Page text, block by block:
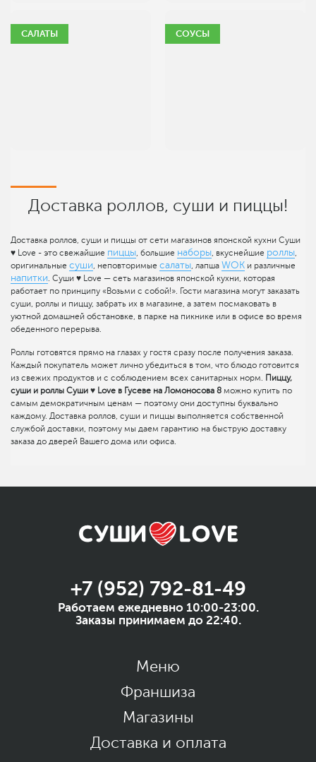
САЛАТЫ СОУСЫ
Доставка роллов, суши и пиццы!
Доставка роллов, суши и пиццы от сети магазинов японской кухни Суши
♥ Love - это свежайшие пиццы , большие наборы , вкуснейшие роллы
оригинальные суши , неповторимые салаты , лапша WOK и различные
напитки . Суши ♥ Love — сеть магазинов японской кухни, которая
работает по принципу «Возьми с собой!». Гости магазина могут заказать
суши, роллы и пиццу, забрать их в магазине, а затем посмаковать в
уютной домашней обстановке, в парке на пикнике или в офисе во время
обеденного перерыва.
Роллы готовятся прямо на глазах у гостя сразу после получения заказа.
Каждый покупатель может лично убедиться в том, что блюдо готовится
из свежих продуктов и с соблюдением всех санитарных норм. Пиццу,
суши и роллы Суши ♥ Love в Гусеве на Ломоносова 8 можно купить по
самым демократичным ценам — поэтому они доступны буквально
каждому. Доставка роллов, суши и пиццы выполняется собственной
службой доставки, поэтому мы даем гарантию на быструю доставку
заказа до дверей Вашего дома или офиса.
+7 (952) 792-81-49
Работаем ежедневно 10:00-23:00.
Заказы принимаем до 22:40.
Меню
Франшиза
Магазины
Доставка и оплата